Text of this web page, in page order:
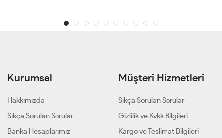
Kurumsal
Hakkımızda
Sıkça Sorulan Sorular
Banka Hesaplarımız
Müşteri Hizmetleri
Sıkça Sorulan Sorular
Gizlilik ve Kvkk Bilgileri
Kargo ve Teslimat Bilgileri